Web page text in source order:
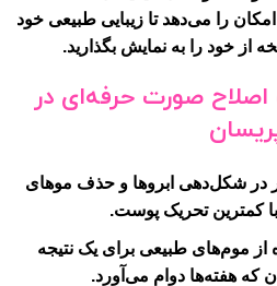
را می‌دهد تا زیبایی طبیعی خود
از خود را به نمایش بگذارید.
اصلاح صورت حرفه‌ای در
در شکل‌دهی ابروها و حذف موهای
کمترین تحریک پوست.
از موم‌های طبیعی برای یک نتیجه
هفته‌ها دوام می‌آورد.